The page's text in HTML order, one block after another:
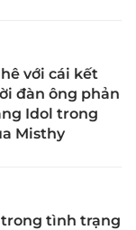
với cái kết
đàn ông phản
Idol trong
Misthy
tình trạng